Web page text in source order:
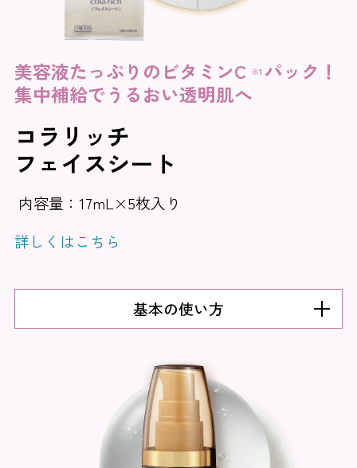
美容液たっぷりのビタミンC ※1 パック！
集中補給でうるおい透明肌へ
コラリッチ
フェイスシート
内容量：17mL×5枚入り
詳しくはこちら
基本の使い方